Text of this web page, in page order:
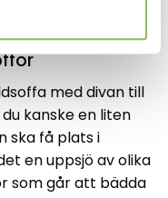
med divan till
kanske en liten
ska få plats i
en uppsjö av olika
som går att bädda